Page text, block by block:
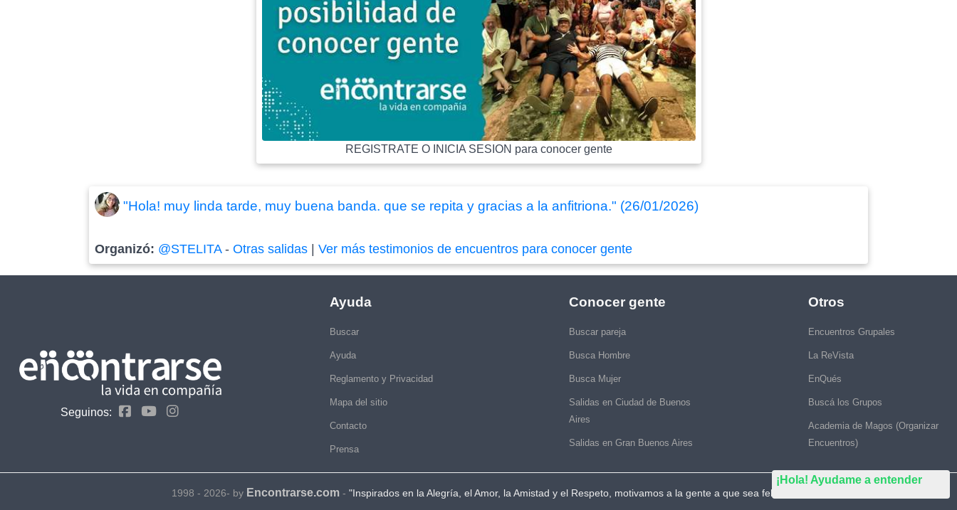
¡Hola! Ayudame a entender
REGISTRATE O INICIA SESION para conocer gente
"Hola! muy linda tarde, muy buena banda. que se repita y gracias a la anfitriona." (26/01/2026)
Organizó: @STELITA-Otras salidas |Ver más testimonios de encuentros para conocer gente
Seguinos:
Ayuda
Buscar
Ayuda
Reglamento y Privacidad
Mapa del sitio
Contacto
Prensa
Conocer gente
Buscar pareja
Busca Hombre
Busca Mujer
Salidas en Ciudad de Buenos
Aires
Salidas en Gran Buenos Aires
Otros
Encuentros Grupales
La ReVista
EnQués
Buscá los Grupos
Academia de Magos (Organizar
Encuentros)
1998 - 2026- by Encontrarse.com- "Inspirados en la Alegría, el Amor, la Amistad y el Respeto, motivamos a la gente a que sea feliz."